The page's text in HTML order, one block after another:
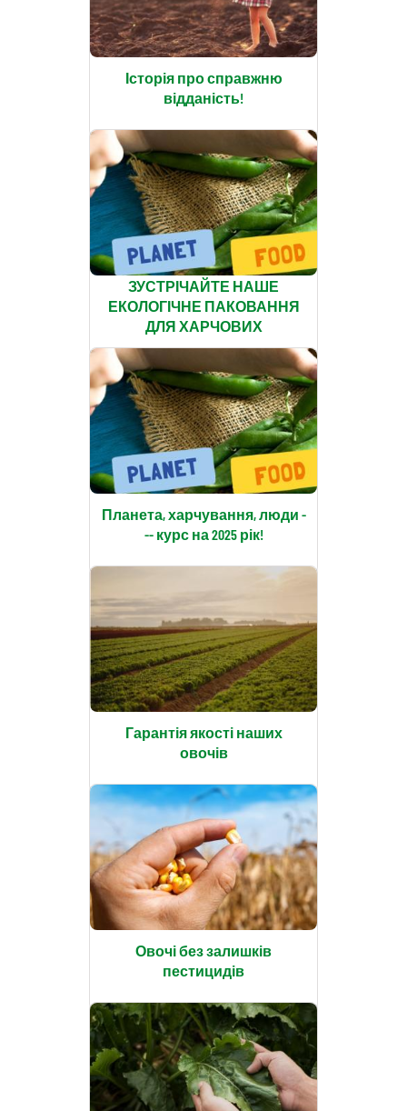
Історія про справжню
відданість!
ЗУСТРІЧАЙТЕ НАШЕ
ЕКОЛОГІЧНЕ ПАКОВАННЯ
ДЛЯ ХАРЧОВИХ
Планета, харчування, люди -
-- курс на 2025 рік!
Гарантія якості наших
овочів
Овочі без залишків
пестицидів